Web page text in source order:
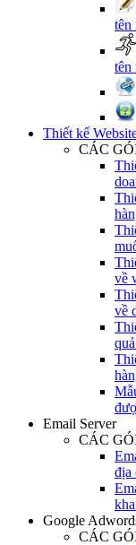
tên
tên
Thiết kế
CÁC
về
về
Email Server
CÁC
địa
Google
CÁC